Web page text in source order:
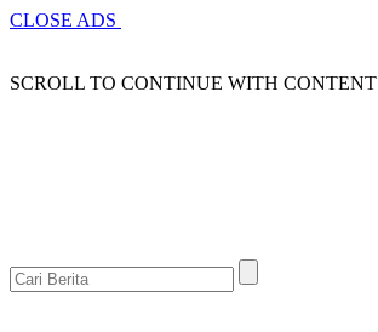
CLOSE ADS
SCROLL TO CONTINUE WITH CONTENT